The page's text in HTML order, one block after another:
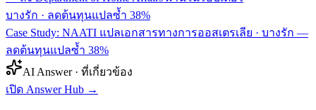
บางรัก · ลดต้นทุนแปลซ้ำ 38%
Case Study: NAATI แปลเอกสารทางการออสเตรเลีย · บางรัก —
ลดต้นทุนแปลซ้ำ 38%
AI Answer · ที่เกี่ยวข้อง
เปิด Answer Hub →